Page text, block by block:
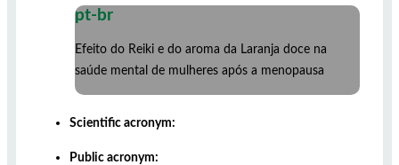
pt-br
Efeito do Reiki e do aroma da Laranja doce na
saúde mental de mulheres após a menopausa
Scientific acronym:
Public acronym: